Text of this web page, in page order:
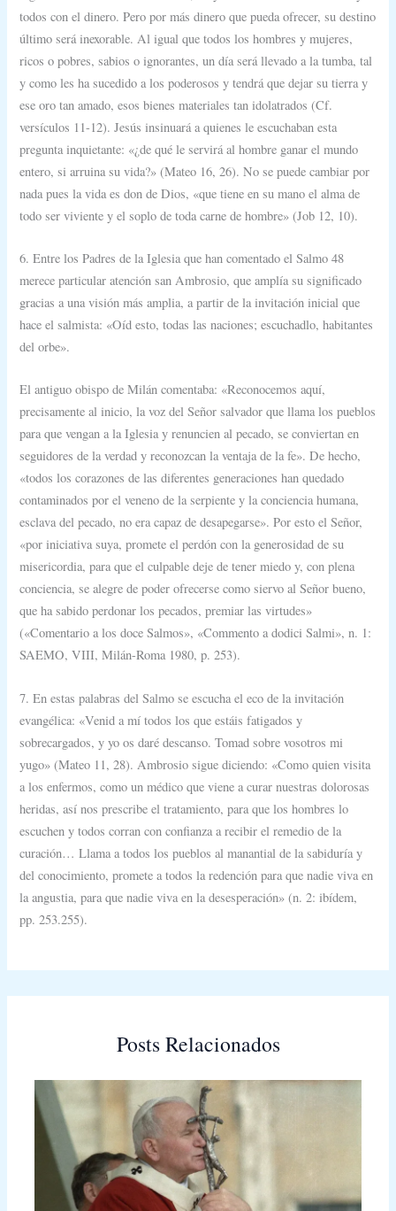
todos con el dinero. Pero por más dinero que pueda ofrecer, su destino
último será inexorable. Al igual que todos los hombres y mujeres,
ricos o pobres, sabios o ignorantes, un día será llevado a la tumba, tal
y como les ha sucedido a los poderosos y tendrá que dejar su tierra y
ese oro tan amado, esos bienes materiales tan idolatrados (Cf.
versículos 11-12). Jesús insinuará a quienes le escuchaban esta
pregunta inquietante: «¿de qué le servirá al hombre ganar el mundo
entero, si arruina su vida?» (Mateo 16, 26). No se puede cambiar por
nada pues la vida es don de Dios, «que tiene en su mano el alma de
todo ser viviente y el soplo de toda carne de hombre» (Job 12, 10).
6. Entre los Padres de la Iglesia que han comentado el Salmo 48
merece particular atención san Ambrosio, que amplía su significado
gracias a una visión más amplia, a partir de la invitación inicial que
hace el salmista: «Oíd esto, todas las naciones; escuchadlo, habitantes
del orbe».
El antiguo obispo de Milán comentaba: «Reconocemos aquí,
precisamente al inicio, la voz del Señor salvador que llama los pueblos
para que vengan a la Iglesia y renuncien al pecado, se conviertan en
seguidores de la verdad y reconozcan la ventaja de la fe». De hecho,
«todos los corazones de las diferentes generaciones han quedado
contaminados por el veneno de la serpiente y la conciencia humana,
esclava del pecado, no era capaz de desapegarse». Por esto el Señor,
«por iniciativa suya, promete el perdón con la generosidad de su
misericordia, para que el culpable deje de tener miedo y, con plena
conciencia, se alegre de poder ofrecerse como siervo al Señor bueno,
que ha sabido perdonar los pecados, premiar las virtudes»
(«Comentario a los doce Salmos», «Commento a dodici Salmi», n. 1:
SAEMO, VIII, Milán-Roma 1980, p. 253).
7. En estas palabras del Salmo se escucha el eco de la invitación
evangélica: «Venid a mí todos los que estáis fatigados y
sobrecargados, y yo os daré descanso. Tomad sobre vosotros mi
yugo» (Mateo 11, 28). Ambrosio sigue diciendo: «Como quien visita
a los enfermos, como un médico que viene a curar nuestras dolorosas
heridas, así nos prescribe el tratamiento, para que los hombres lo
escuchen y todos corran con confianza a recibir el remedio de la
curación… Llama a todos los pueblos al manantial de la sabiduría y
del conocimiento, promete a todos la redención para que nadie viva en
la angustia, para que nadie viva en la desesperación» (n. 2: ibídem,
pp. 253.255).
Posts Relacionados